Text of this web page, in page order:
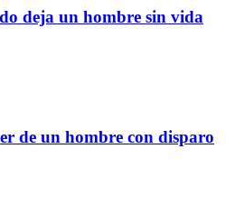
deja un hombre sin vida
de un hombre con disparo